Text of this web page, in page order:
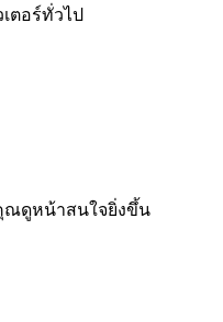
ตอร์ทั่วไป
คุณดูหน้าสนใจยิ่งขึ้น